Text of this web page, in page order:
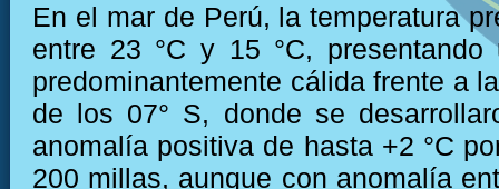
En el mar de Perú, la temperatura
entre 23 °C y 15 °C, presentando
predominantemente cálida frente a
de los 07° S, donde se
anomalía positiva de hasta +2 °C
200 millas, aunque con anomalía